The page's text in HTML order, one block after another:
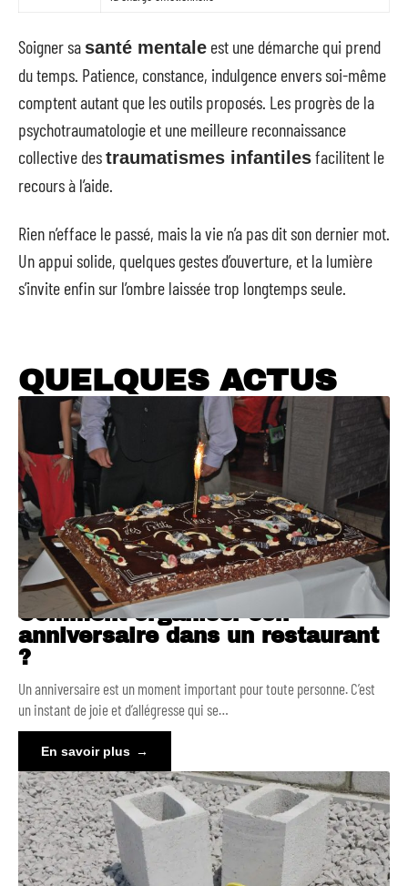
Soigner sa santé mentale est une démarche qui prend
du temps. Patience, constance, indulgence envers soi-même
comptent autant que les outils proposés. Les progrès de la
psychotraumatologie et une meilleure reconnaissance
collective destraumatismes infantilesfacilitent le
recours à l’aide.
Rien n’efface le passé, mais la vie n’a pas dit son dernier mot.
Un appui solide, quelques gestes d’ouverture, et la lumière
s’invite enfin sur l’ombre laissée trop longtemps seule.
QUELQUES ACTUS
Comment organiser son
anniversaire dans un restaurant
?
Un anniversaire est un moment important pour toute personne. C’est
un instant de joie et d’allégresse qui se…
En savoir plus